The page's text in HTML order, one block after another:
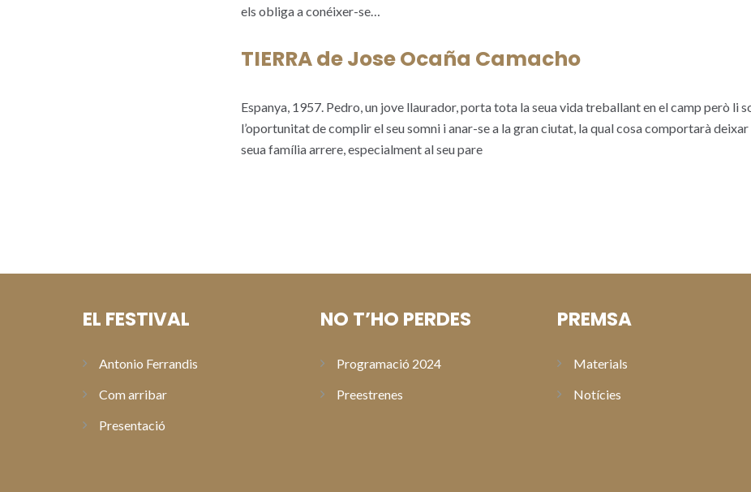
els obliga a conéixer-se…
TIERRA de Jose Ocaña Camacho
Espanya, 1957. Pedro, un jove llaurador, porta tota la seua vida treballant en el camp però li
l’oportunitat de complir el seu somni i anar-se a la gran ciutat, la qual cosa comportarà deixar
seua família arrere, especialment al seu pare
EL FESTIVAL
Antonio Ferrandis
Com arribar
Presentació
NO T’HO PERDES
Programació 2024
Preestrenes
PREMSA
Materials
Notícies